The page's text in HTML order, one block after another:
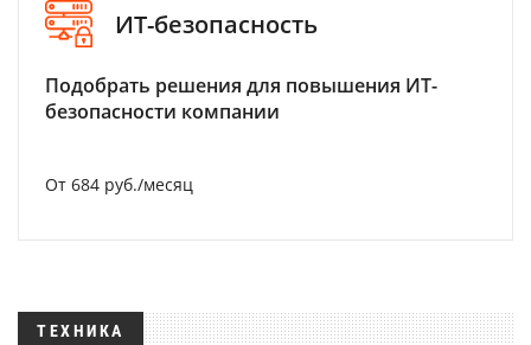
ИТ-безопасность
Подобрать решения для повышения ИТ-
безопасности компании
От 684 руб./месяц
ТЕХНИКА